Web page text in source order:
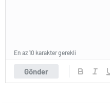
Gönder
En az 10 karakter gerekli